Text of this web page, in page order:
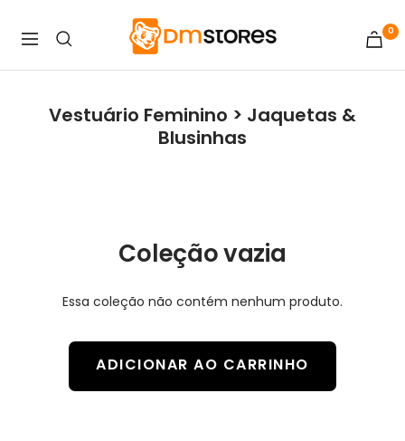
para
conteúdo
Navegação
Dm
Stores
0
Vestuário Feminino > Jaquetas &
Blusinhas
Coleção vazia
Essa coleção não contém nenhum produto.
ADICIONAR AO CARRINHO